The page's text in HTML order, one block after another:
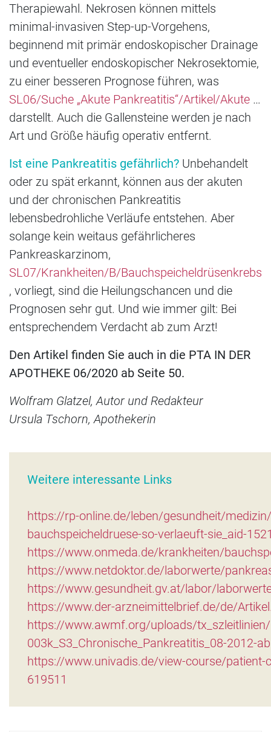
Therapiewahl. Nekrosen können mittels
minimal-invasiven Step-up-Vorgehens,
beginnend mit primär endoskopischer Drainage
und eventueller endoskopischer Nekrosektomie,
zu einer besseren Prognose führen, was
SL06/Suche „Akute Pankreatitis“/Artikel/Akute …
darstellt. Auch die Gallensteine werden je nach
Art und Größe häufig operativ entfernt.
Ist eine Pankreatitis gefährlich? Unbehandelt
oder zu spät erkannt, können aus der akuten
und der chronischen Pankreatitis
lebensbedrohliche Verläufe entstehen. Aber
solange kein weitaus gefährlicheres
Pankreaskarzinom,
SL07/Krankheiten/B/Bauchspeicheldrüsenkrebs
, vorliegt, sind die Heilungschancen und die
Prognosen sehr gut. Und wie immer gilt: Bei
entsprechendem Verdacht ab zum Arzt!
Den Artikel finden Sie auch in die PTA IN DER
APOTHEKE 06/2020 ab Seite 50.
Wolfram Glatzel, Autor und Redakteur
Ursula Tschorn, Apothekerin
Weitere interessante Links
https://rp-online.de/leben/gesundheit/
bauchspeicheldruese-so-verlaeuft-sie_aid-
https://www.onmeda.de/krankheiten/
https://www.netdoktor.de/laborwerte/
https://www.gesundheit.gv.at/labor/
https://www.der-arzneimittelbrief.de/de/
https://www.awmf.org/uploads/
003k_S3_Chronische_Pankreatitis_08-2012-
https://www.univadis.de/view-course/patient-
619511